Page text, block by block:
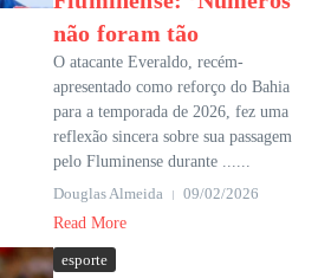
não foram tão
O atacante Everaldo, recém-
apresentado como reforço do Bahia
para a temporada de 2026, fez uma
reflexão sincera sobre sua passagem
pelo Fluminense durante ......
Douglas Almeida
09/02/2026
Read More
esporte